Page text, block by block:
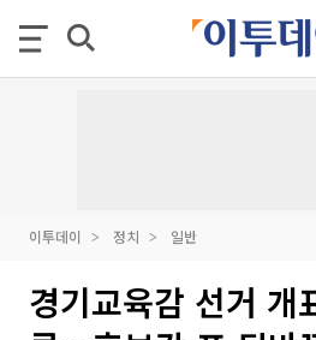
이투데이 정치 일반
경기교육감 선거 개